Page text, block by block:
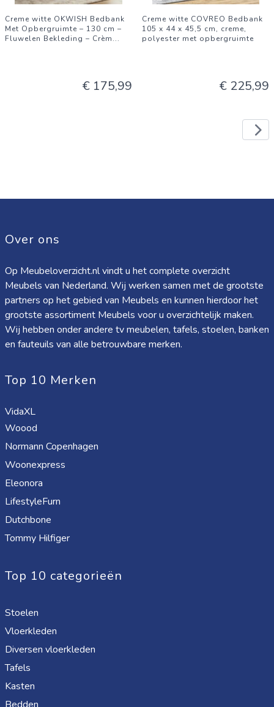
Creme witte OKWISH Bedbank
Met Opbergruimte – 130 cm –
Fluwelen Bekleding – Crèm...
€ 175,99
Creme witte COVREO Bedbank
105 x 44 x 45,5 cm, creme,
polyester met opbergruimte
€ 225,99
Over ons
Op Meubeloverzicht.nl vindt u het complete overzicht
Meubels van Nederland. Wij werken samen met de grootste
partners op het gebied van Meubels en kunnen hierdoor het
grootste assortiment Meubels voor u overzichtelijk maken.
Wij hebben onder andere tv meubelen, tafels, stoelen, banken
en fauteuils van alle betrouwbare merken.
Top 10 Merken
VidaXL
Woood
Normann Copenhagen
Woonexpress
Eleonora
LifestyleFurn
Dutchbone
Tommy Hilfiger
Top 10 categorieën
Stoelen
Vloerkleden
Diversen vloerkleden
Tafels
Kasten